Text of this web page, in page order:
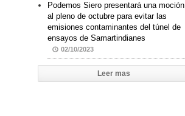
Podemos Siero presentará una moción
al pleno de octubre para evitar las
emisiones contaminantes del túnel de
ensayos de Samartindianes
02/10/2023
Leer mas